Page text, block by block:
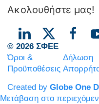
Ακολουθήστε μας!
© 2026 ΣΦΕΕ
Όροι &
Προϋποθέσεις
Δήλωση
Created by Globe One
Μετάβαση στο